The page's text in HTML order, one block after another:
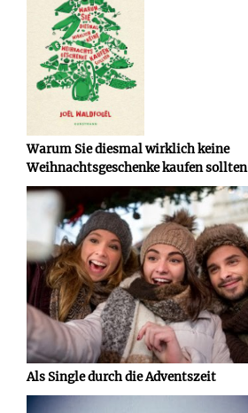
Warum Sie diesmal wirklich keine
Weihnachtsgeschenke kaufen sollten
Als Single durch die Adventszeit